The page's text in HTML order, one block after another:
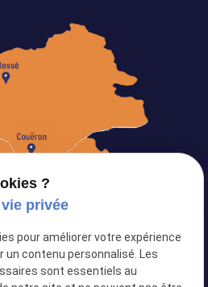
Plan du site
?
privée
pour améliorer votre expérience
contenu personnalisé. Les
sont essentiels au